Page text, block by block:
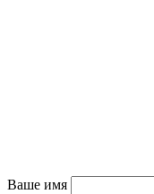
Ваше имя